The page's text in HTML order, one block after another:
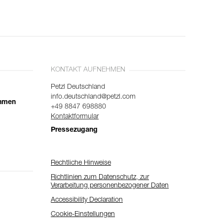
KONTAKT AUFNEHMEN
Petzl Deutschland
info.deutschland@petzl.com
+49 8847 698880
Kontaktformular
Pressezugang
Rechtliche Hinweise
Richtlinien zum Datenschutz, zur
Verarbeitung personenbezogener Daten
Accessibility Declaration
Cookie-Einstellungen